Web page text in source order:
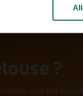
?
qu'il est